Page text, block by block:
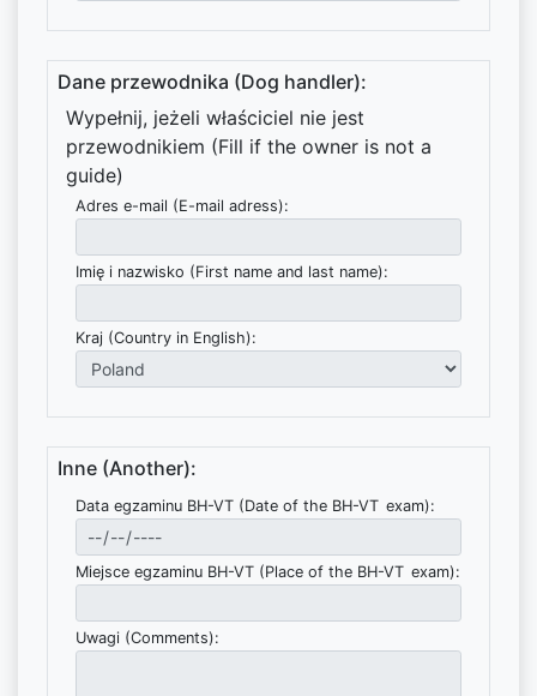
Dane przewodnika (Dog handler):
Wypełnij, jeżeli właściciel nie jest
przewodnikiem (Fill if the owner is not a
guide)
Adres e-mail (E-mail adress):
Imię i nazwisko (First name and last name):
Kraj (Country in English):
Inne (Another):
Data egzaminu BH-VT (Date of the BH-VT exam):
Miejsce egzaminu BH-VT (Place of the BH-VT exam):
Uwagi (Comments):